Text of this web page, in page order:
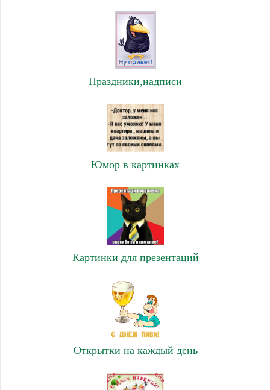
Праздники,надписи
Юмор в картинках
Картинки для презентаций
Открытки на каждый день